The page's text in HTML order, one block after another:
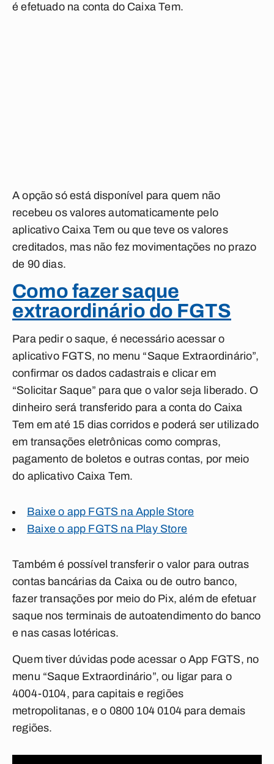
é efetuado na conta do Caixa Tem.
A opção só está disponível para quem não
recebeu os valores automaticamente pelo
aplicativo Caixa Tem ou que teve os valores
creditados, mas não fez movimentações no prazo
de 90 dias.
Como fazer saque
extraordinário do FGTS
Para pedir o saque, é necessário acessar o
aplicativo FGTS, no menu “Saque Extraordinário”,
confirmar os dados cadastrais e clicar em
“Solicitar Saque” para que o valor seja liberado. O
dinheiro será transferido para a conta do Caixa
Tem em até 15 dias corridos e poderá ser utilizado
em transações eletrônicas como compras,
pagamento de boletos e outras contas, por meio
do aplicativo Caixa Tem.
Baixe o app FGTS na Apple Store
Baixe o app FGTS na Play Store
Também é possível transferir o valor para outras
contas bancárias da Caixa ou de outro banco,
fazer transações por meio do Pix, além de efetuar
saque nos terminais de autoatendimento do banco
e nas casas lotéricas.
Quem tiver dúvidas pode acessar o App FGTS, no
menu “Saque Extraordinário”, ou ligar para o
4004-0104, para capitais e regiões
metropolitanas, e o 0800 104 0104 para demais
regiões.